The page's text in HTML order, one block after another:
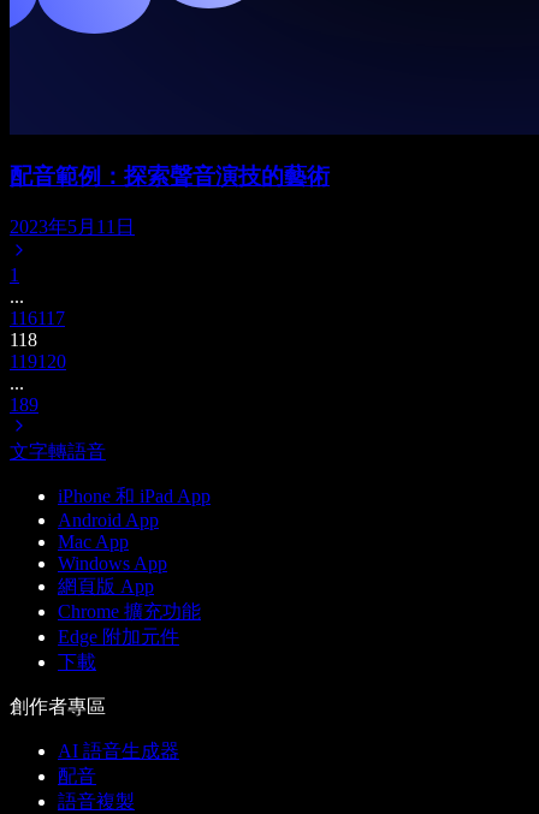
配音範例：探索聲音演技的藝術
2023年5月11日
1
...
116117
118
119120
...
189
文字轉語音
iPhone 和 iPad App
Android App
Mac App
Windows App
網頁版 App
Chrome 擴充功能
Edge 附加元件
下載
創作者專區
AI 語音生成器
配音
語音複製